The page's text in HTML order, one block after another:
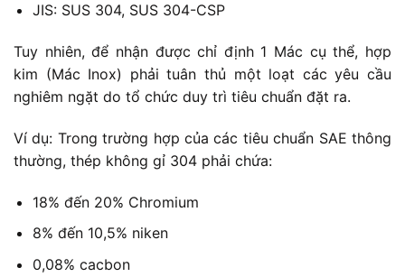
JIS: SUS 304, SUS 304-CSP
Tuy nhiên, để nhận được chỉ định 1 Mác cụ thể, hợp
kim (Mác Inox) phải tuân thủ một loạt các yêu cầu
nghiêm ngặt do tổ chức duy trì tiêu chuẩn đặt ra.
Ví dụ: Trong trường hợp của các tiêu chuẩn SAE thông
thường, thép không gỉ 304 phải chứa:
18% đến 20% Chromium
8% đến 10,5% niken
0,08% cacbon